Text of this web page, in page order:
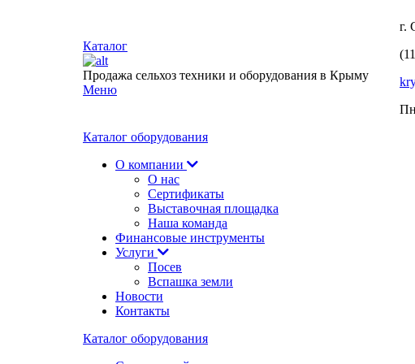
Каталог
Продажа сельхоз техники и оборудования в Крыму
Меню
г.
Каталог оборудования
О компании
О нас
Сертификаты
Выставочная площадка
Наша команда
Финансовые инструменты
Услуги
Посев
Вспашка земли
Новости
Контакты
Каталог оборудования